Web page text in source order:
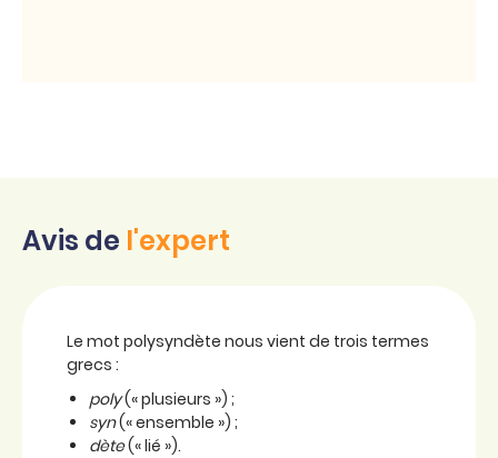
Avis de l'expert
Le mot polysyndète nous vient de trois termes
grecs :
poly(« plusieurs ») ;
syn(« ensemble ») ;
dète(« lié »).